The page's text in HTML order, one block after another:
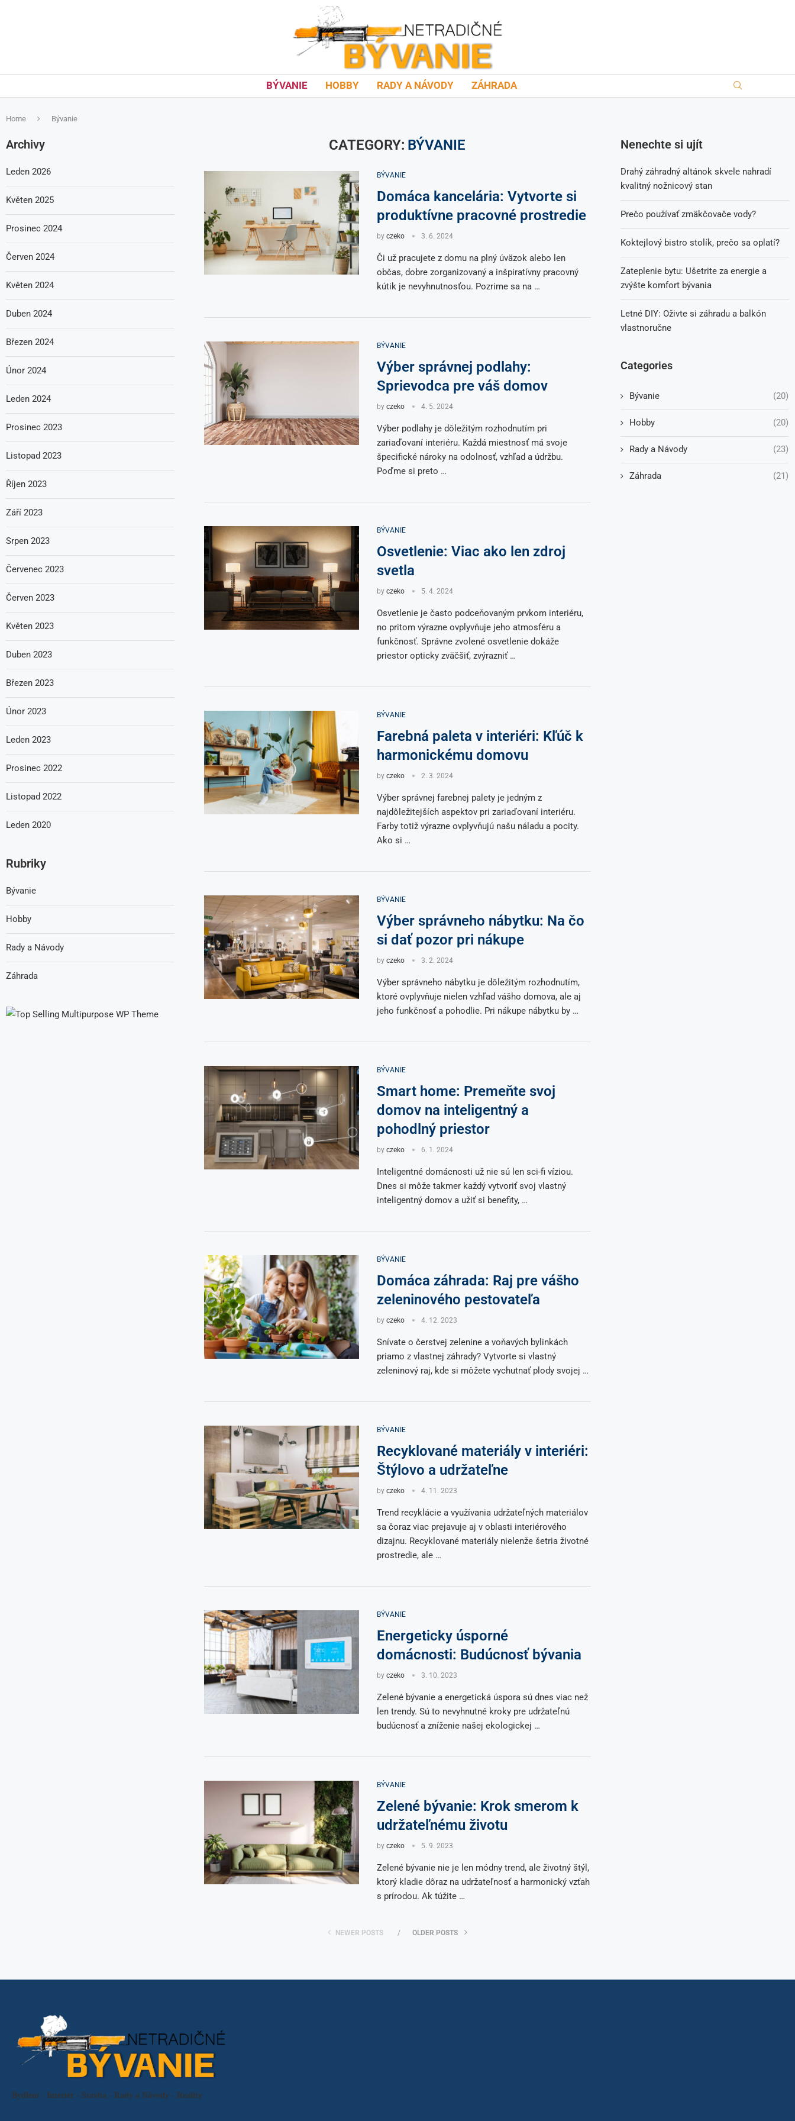
BÝVANIE HOBBY RADY A NÁVODY ZÁHRADA
Home Bývanie
CATEGORY: BÝVANIE
BÝVANIE
Domáca kancelária: Vytvorte si
produktívne pracovné prostredie
by czeko 3. 6. 2024
Či už pracujete z domu na plný úväzok alebo len
občas, dobre zorganizovaný a inšpiratívny pracovný
kútik je nevyhnutnosťou. Pozrime sa na …
BÝVANIE
Výber správnej podlahy:
Sprievodca pre váš domov
by czeko 4. 5. 2024
Výber podlahy je dôležitým rozhodnutím pri
zariaďovaní interiéru. Každá miestnosť má svoje
špecifické nároky na odolnosť, vzhľad a údržbu.
Poďme si preto …
BÝVANIE
Osvetlenie: Viac ako len zdroj
svetla
by czeko 5. 4. 2024
Osvetlenie je často podceňovaným prvkom interiéru,
no pritom výrazne ovplyvňuje jeho atmosféru a
funkčnosť. Správne zvolené osvetlenie dokáže
priestor opticky zväčšiť, zvýrazniť …
BÝVANIE
Farebná paleta v interiéri: Kľúč k
harmonickému domovu
by czeko 2. 3. 2024
Výber správnej farebnej palety je jedným z
najdôležitejších aspektov pri zariaďovaní interiéru.
Farby totiž výrazne ovplyvňujú našu náladu a pocity.
Ako si …
BÝVANIE
Výber správneho nábytku: Na čo
si dať pozor pri nákupe
by czeko 3. 2. 2024
Výber správneho nábytku je dôležitým rozhodnutím,
ktoré ovplyvňuje nielen vzhľad vášho domova, ale aj
jeho funkčnosť a pohodlie. Pri nákupe nábytku by …
BÝVANIE
Smart home: Premeňte svoj
domov na inteligentný a
pohodlný priestor
by czeko 6. 1. 2024
Inteligentné domácnosti už nie sú len sci-fi víziou.
Dnes si môže takmer každý vytvoriť svoj vlastný
inteligentný domov a užiť si benefity, …
BÝVANIE
Domáca záhrada: Raj pre vášho
zeleninového pestovateľa
by czeko 4. 12. 2023
Snívate o čerstvej zelenine a voňavých bylinkách
priamo z vlastnej záhrady? Vytvorte si vlastný
zeleninový raj, kde si môžete vychutnať plody svojej …
BÝVANIE
Recyklované materiály v interiéri:
Štýlovo a udržateľne
by czeko 4. 11. 2023
Trend recyklácie a využívania udržateľných materiálov
sa čoraz viac prejavuje aj v oblasti interiérového
dizajnu. Recyklované materiály nielenže šetria životné
prostredie, ale …
BÝVANIE
Energeticky úsporné
domácnosti: Budúcnosť bývania
by czeko 3. 10. 2023
Zelené bývanie a energetická úspora sú dnes viac než
len trendy. Sú to nevyhnutné kroky pre udržateľnú
budúcnosť a zníženie našej ekologickej …
BÝVANIE
Zelené bývanie: Krok smerom k
udržateľnému životu
by czeko 5. 9. 2023
Zelené bývanie nie je len módny trend, ale životný štýl,
ktorý kladie dôraz na udržateľnosť a harmonický vzťah
s prírodou. Ak túžite …
NEWER POSTS OLDER POSTS
Nenechte si ujít
Drahý záhradný altánok skvele nahradí
kvalitný nožnicový stan
Prečo používať zmäkčovače vody?
Koktejlový bistro stolík, prečo sa oplatí?
Zateplenie bytu: Ušetrite za energie a
zvýšte komfort bývania
Letné DIY: Oživte si záhradu a balkón
vlastnoručne
Categories
Bývanie (20)
Hobby (20)
Rady a Návody (23)
Záhrada (21)
Archivy
Leden 2026
Květen 2025
Prosinec 2024
Červen 2024
Květen 2024
Duben 2024
Březen 2024
Únor 2024
Leden 2024
Prosinec 2023
Listopad 2023
Říjen 2023
Září 2023
Srpen 2023
Červenec 2023
Červen 2023
Květen 2023
Duben 2023
Březen 2023
Únor 2023
Leden 2023
Prosinec 2022
Listopad 2022
Leden 2020
Rubriky
Bývanie
Hobby
Rady a Návody
Záhrada
Bydlení - Interiér - Stavba - Rady a Návody - Reality